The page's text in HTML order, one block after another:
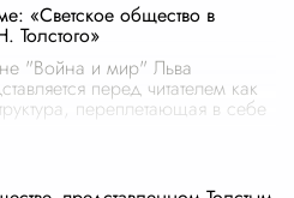
«Светское общество в
"Война и мир" Льва
перед читателем как
переплетающая в себе